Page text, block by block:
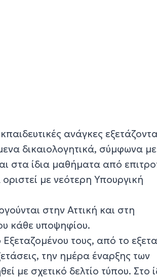
ανάγκες
δικαιολογητικά, σύμφωνα
στα ίδια μαθήματα από
με νεότερη Υπουργική
στην Αττική και στη
κάθε υποψηφίου.
τους, από το
την ημέρα έναρξης των
με σχετικό δελτίο τύπου. Στο